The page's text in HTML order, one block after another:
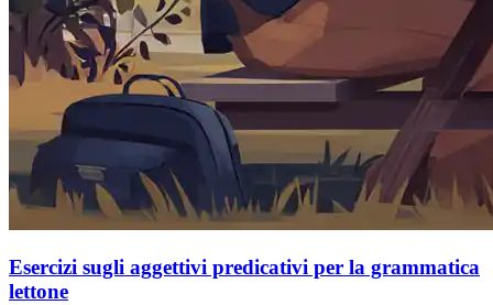
Esercizi sugli aggettivi predicativi per la grammatica
lettone